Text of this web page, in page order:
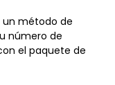
un método de
número de
el paquete de